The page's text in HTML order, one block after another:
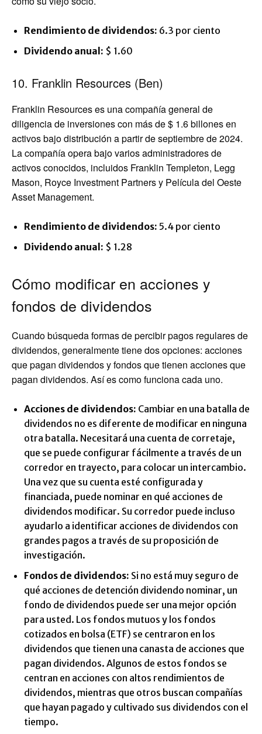
Rendimiento de dividendos: 6.3 por ciento
Dividendo anual: $ 1.60
10. Franklin Resources (Ben)
Franklin Resources es una compañía general de
diligencia de inversiones con más de $ 1.6 billones en
activos bajo distribución a partir de septiembre de 2024.
La compañía opera bajo varios administradores de
activos conocidos, incluidos Franklin Templeton, Legg
Mason, Royce Investment Partners y Película del Oeste
Asset Management.
Rendimiento de dividendos: 5.4 por ciento
Dividendo anual: $ 1.28
Cómo modificar en acciones y
fondos de dividendos
Cuando búsqueda formas de percibir pagos regulares de
dividendos, generalmente tiene dos opciones: acciones
que pagan dividendos y fondos que tienen acciones que
pagan dividendos. Así es como funciona cada uno.
Acciones de dividendos: Cambiar en una batalla de
dividendos no es diferente de modificar en ninguna
otra batalla. Necesitará una cuenta de corretaje,
que se puede configurar fácilmente a través de un
corredor en trayecto, para colocar un intercambio.
Una vez que su cuenta esté configurada y
financiada, puede nominar en qué acciones de
dividendos modificar. Su corredor puede incluso
ayudarlo a identificar acciones de dividendos con
grandes pagos a través de su proposición de
investigación.
Fondos de dividendos: Si no está muy seguro de
qué acciones de detención dividendo nominar, un
fondo de dividendos puede ser una mejor opción
para usted. Los fondos mutuos y los fondos
cotizados en bolsa (ETF) se centraron en los
dividendos que tienen una canasta de acciones que
pagan dividendos. Algunos de estos fondos se
centran en acciones con altos rendimientos de
dividendos, mientras que otros buscan compañías
que hayan pagado y cultivado sus dividendos con el
tiempo.